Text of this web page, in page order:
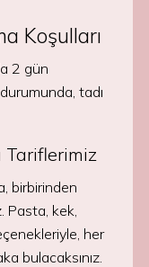
Koşulları
2 gün
tadı
Tariflerimiz
birbirinden
Pasta, kek,
her
bulacaksınız.